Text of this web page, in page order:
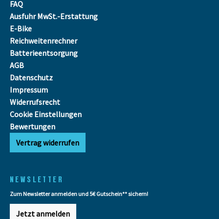
FAQ
Ausfuhr MwSt.-Erstattung
E-Bike
Reichweitenrechner
Batterieentsorgung
AGB
Datenschutz
Impressum
Widerrufsrecht
Cookie Einstellungen
Bewertungen
Vertrag widerrufen
NEWSLETTER
Zum Newsletter anmelden und 5€ Gutschein** sichern!
Jetzt anmelden